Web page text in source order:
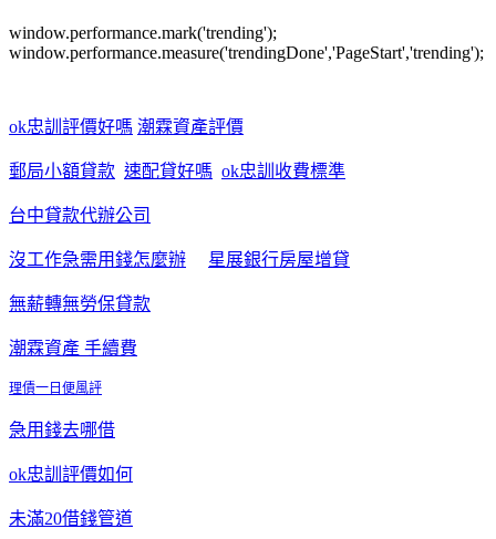
window.performance.mark('trending');
window.performance.measure('trendingDone','PageStart','trending');
ok忠訓評價好嗎 潮霖資產評價
郵局小額貸款 速配貸好嗎 ok忠訓收費標準
台中貸款代辦公司
沒工作急需用錢怎麼辦 星展銀行房屋增貸
無薪轉無勞保貸款
潮霖資產 手續費
理債一日便風評
急用錢去哪借
ok忠訓評價如何
未滿20借錢管道